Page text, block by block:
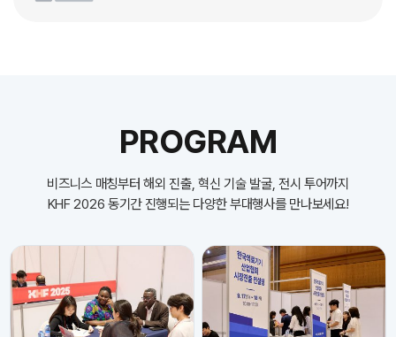
PROGRAM
비즈니스 매칭부터 해외 진출, 혁신 기술 발굴, 전시 투어까지
KHF 2026 동기간 진행되는 다양한 부대행사를 만나보세요!